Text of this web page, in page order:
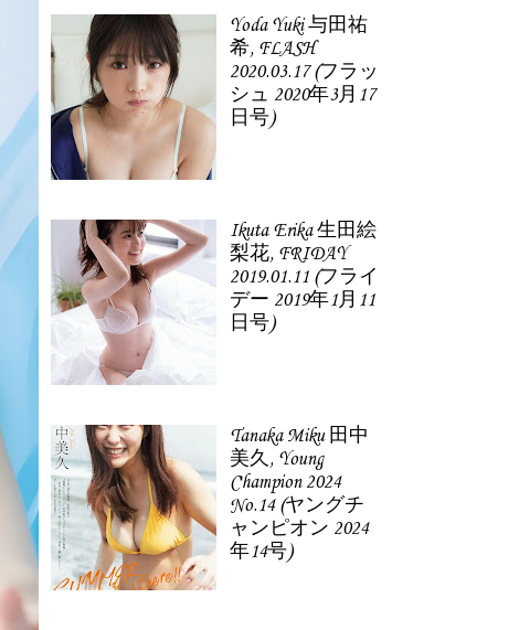
Yoda Yuki 与田祐
希, FLASH
2020.03.17 (フラッ
シュ 2020年3月17
日号)
Ikuta Erika 生田絵
梨花, FRIDAY
2019.01.11 (フライ
デー 2019年1月11
日号)
Tanaka Miku 田中
美久, Young
Champion 2024
No.14 (ヤングチ
ャンピオン 2024
年14号)